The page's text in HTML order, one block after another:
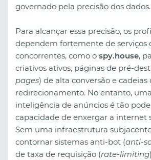
governado pela precisão dos dados.
Para alcançar essa precisão, os
dependem fortemente de serviços
concorrentes, como o spy.house,
criativos ativos, páginas de pré-
pages) de alta conversão e
redirecionamento. No entanto,
inteligência de anúncios é tão
capacidade de enxergar a internet
Sem uma infraestrutura
contornar sistemas anti-bot (anti-
de taxa de requisição (rate-limiting